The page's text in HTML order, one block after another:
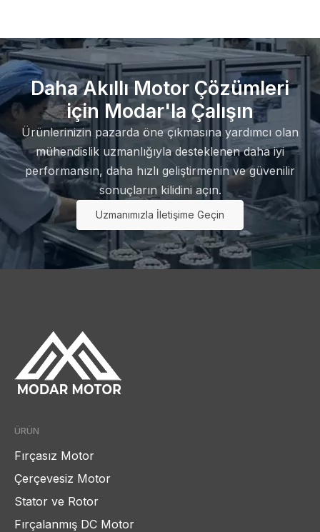
Daha Akıllı Motor Çözümleri
için Modar'la Çalışın
Ürünlerinizin pazarda öne çıkmasına yardımcı olan
mühendislik uzmanlığıyla desteklenen daha iyi
performansın, daha hızlı geliştirmenin ve güvenilir
sonuçların kilidini açın.
Uzmanımızla İletişime Geçin
ÜRÜN
Fırçasız Motor
Çerçevesiz Motor
Stator ve Rotor
Fırçalanmış DC Motor